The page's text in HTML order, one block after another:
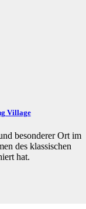
Village
besonderer Ort im
des klassischen
hat.